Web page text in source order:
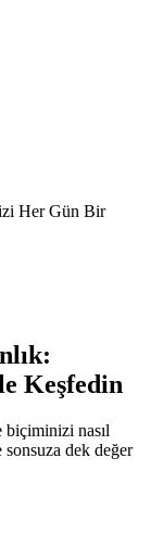
Her Gün Bir
Keşfedin
biçiminizi nasıl
dek değer